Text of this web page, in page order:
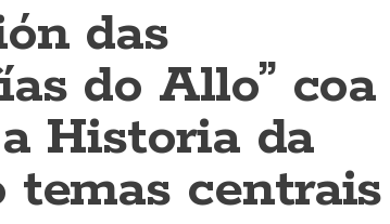
das
do Allo” coa
Historia da
centrais